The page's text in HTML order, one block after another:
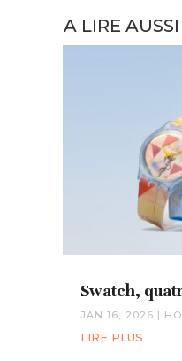
A LIRE AUSSI
Swatch,
JAN 16, 2026 |
LIRE PLUS